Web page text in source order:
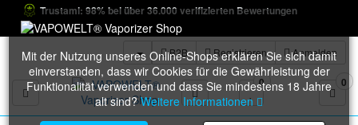
Trustami: 98% bei über 36.000 verifizierten Bewertungen
B2B Registrieren Anmelden
Toggle navigation
0 0
Mit der Nutzung unseres Online-Shops erklären Sie sich damit
einverstanden, dass wir Cookies für die Gewährleistung der
Funktionalität verwenden und dass Sie mindestens 18 Jahre
alt sind?Weitere Informationen